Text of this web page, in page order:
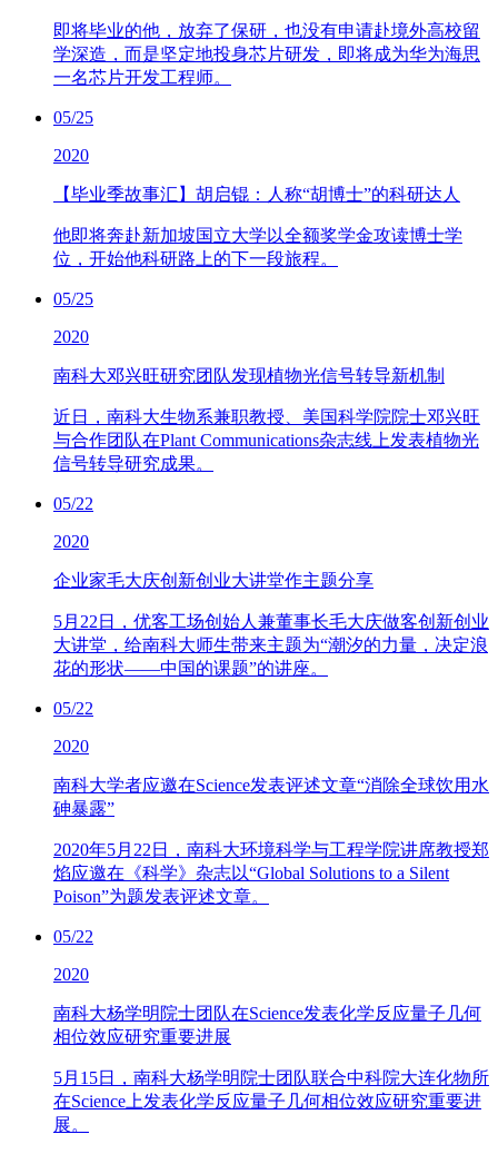
即将毕业的他，放弃了保研，也没有申请赴境外高校留
学深造，而是坚定地投身芯片研发，即将成为华为海思
一名芯片开发工程师。
05/25
2020
【毕业季故事汇】胡启锟：人称“胡博士”的科研达人
他即将奔赴新加坡国立大学以全额奖学金攻读博士学
位，开始他科研路上的下一段旅程。
05/25
2020
南科大邓兴旺研究团队发现植物光信号转导新机制
近日，南科大生物系兼职教授、美国科学院院士邓兴旺
与合作团队在Plant Communications杂志线上发表植物光
信号转导研究成果。
05/22
2020
企业家毛大庆创新创业大讲堂作主题分享
5月22日，优客工场创始人兼董事长毛大庆做客创新创业
大讲堂，给南科大师生带来主题为“潮汐的力量，决定浪
花的形状——中国的课题”的讲座。
05/22
2020
南科大学者应邀在Science发表评述文章“消除全球饮用水
砷暴露”
2020年5月22日，南科大环境科学与工程学院讲席教授郑
焰应邀在《科学》杂志以“Global Solutions to a Silent
Poison”为题发表评述文章。
05/22
2020
南科大杨学明院士团队在Science发表化学反应量子几何
相位效应研究重要进展
5月15日，南科大杨学明院士团队联合中科院大连化物所
在Science上发表化学反应量子几何相位效应研究重要进
展。